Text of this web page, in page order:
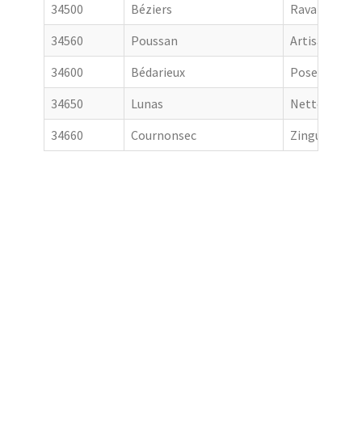
34500
Béziers
Ravalement
34560
Poussan
Artisan
34600
Bédarieux
Pose de
34650
Lunas
Nettoyage
34660
Cournonsec Zingueur